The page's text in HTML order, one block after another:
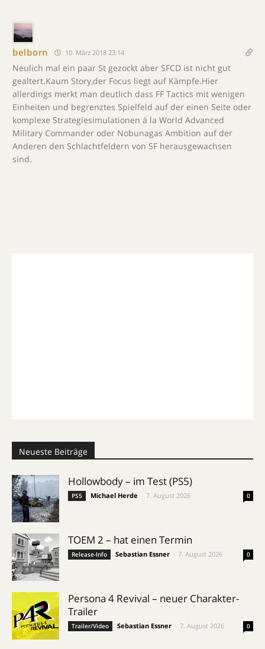
belborn 10. März 2018 23:14
Neulich mal ein paar St gezockt aber SFCD ist nicht gut
gealtert.Kaum Story,der Focus liegt auf Kämpfe.Hier
allerdings merkt man deutlich dass FF Tactics mit wenigen
Einheiten und begrenztes Spielfeld auf der einen Seite oder
komplexe Strategiesimulationen á la World Advanced
Military Commander oder Nobunagas Ambition auf der
Anderen den Schlachtfeldern von SF herausgewachsen
sind.
Neueste Beiträge
Hollowbody – im Test (PS5)
PS5 Michael Herde 7. August 2026 0
TOEM 2 – hat einen Termin
Release-Info Sebastian Essner 7. August 2026 0
Persona 4 Revival – neuer Charakter-
Trailer
Trailer/Video Sebastian Essner 7. August 2026 0